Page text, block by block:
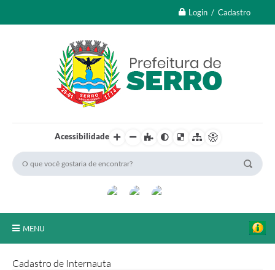
Login / Cadastro
Acessibilidade
MENU
Cadastro de Internauta